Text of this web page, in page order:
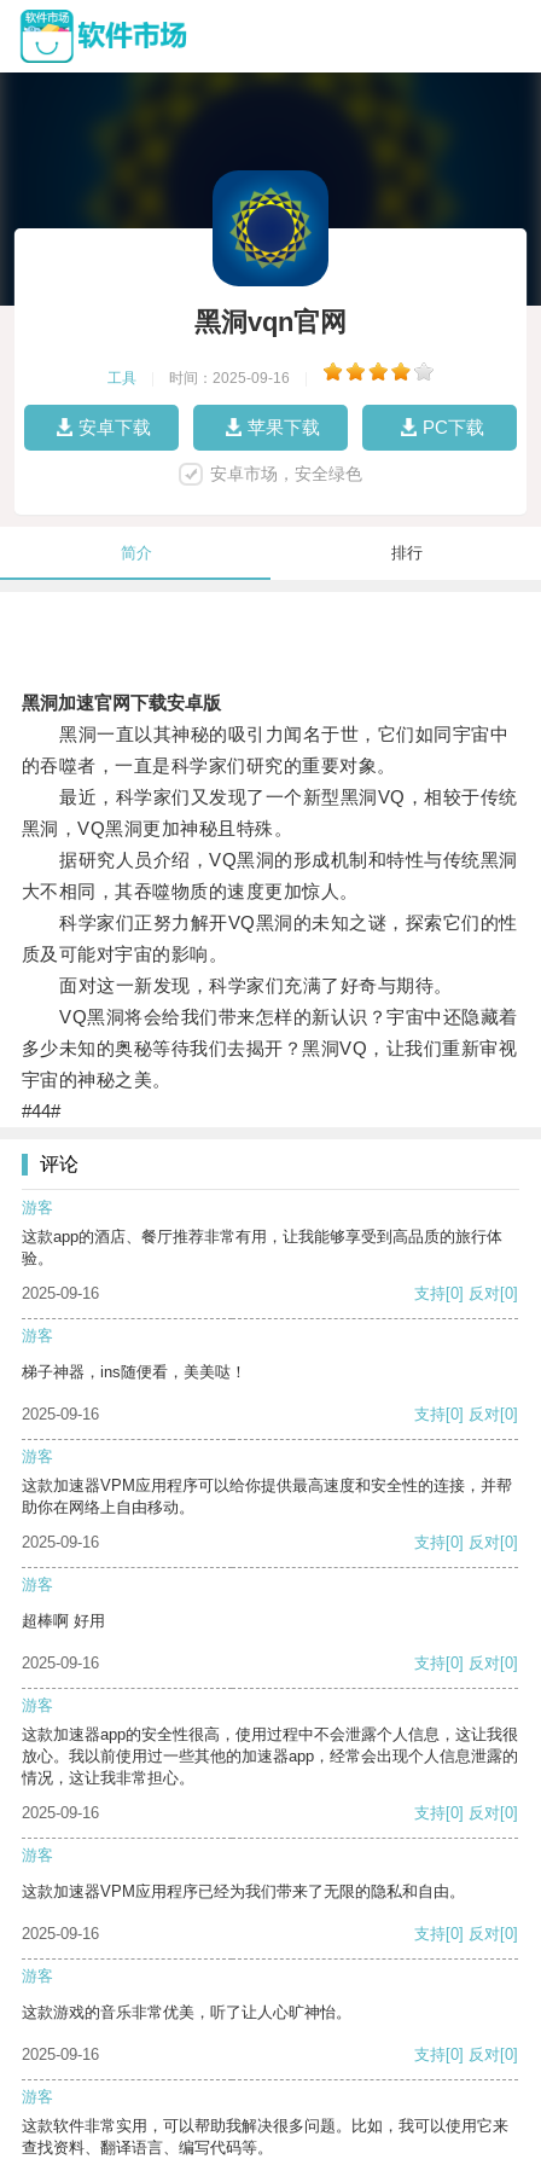
黑洞vqn官网
工具 时间：2025-09-16
安卓下载 苹果下载 PC下载
安卓市场，安全绿色
简介 排行
黑洞加速官网下载安卓版
黑洞一直以其神秘的吸引力闻名于世，它们如同宇宙中
的吞噬者，一直是科学家们研究的重要对象。
最近，科学家们又发现了一个新型黑洞VQ，相较于传统
黑洞，VQ黑洞更加神秘且特殊。
据研究人员介绍，VQ黑洞的形成机制和特性与传统黑洞
大不相同，其吞噬物质的速度更加惊人。
科学家们正努力解开VQ黑洞的未知之谜，探索它们的性
质及可能对宇宙的影响。
面对这一新发现，科学家们充满了好奇与期待。
VQ黑洞将会给我们带来怎样的新认识？宇宙中还隐藏着
多少未知的奥秘等待我们去揭开？黑洞VQ，让我们重新审视
宇宙的神秘之美。
#44#
评论
游客
这款app的酒店、餐厅推荐非常有用，让我能够享受到高品质的旅行体
验。
2025-09-16
支持[0] 反对[0]
游客
梯子神器，ins随便看，美美哒！
2025-09-16 支持[0] 反对[0]
游客
这款加速器VPM应用程序可以给你提供最高速度和安全性的连接，并帮
助你在网络上自由移动。
2025-09-16
支持[0] 反对[0]
游客
超棒啊 好用
2025-09-16 支持[0] 反对[0]
游客
这款加速器app的安全性很高，使用过程中不会泄露个人信息，这让我很
放心。我以前使用过一些其他的加速器app，经常会出现个人信息泄露的
情况，这让我非常担心。
2025-09-16
支持[0] 反对[0]
游客
这款加速器VPM应用程序已经为我们带来了无限的隐私和自由。
2025-09-16 支持[0] 反对[0]
游客
这款游戏的音乐非常优美，听了让人心旷神怡。
2025-09-16 支持[0] 反对[0]
游客
这款软件非常实用，可以帮助我解决很多问题。比如，我可以使用它来
查找资料、翻译语言、编写代码等。